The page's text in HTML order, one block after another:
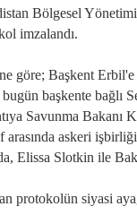
Bölgesel
imzalandı.
göre; Başkent
başkente bağlı
Savunma Bakanı
arasında askeri
Elissa Slotkin ile
protokolün siyasi